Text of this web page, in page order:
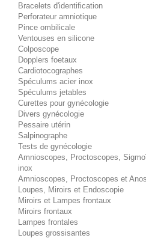
Bracelets d'identification
Perforateur amniotique
Pince ombilicale
Ventouses en silicone
Colposcope
Dopplers foetaux
Cardiotocographes
Spéculums acier inox
Spéculums jetables
Curettes pour gynécologie
Divers gynécologie
Pessaire utérin
Salpinographe
Tests de gynécologie
Amnioscopes, Proctoscopes,
inox
Amnioscopes, Proctoscopes et
Loupes, Miroirs et Endoscopie
Miroirs et Lampes frontaux
Miroirs frontaux
Lampes frontales
Loupes grossisantes